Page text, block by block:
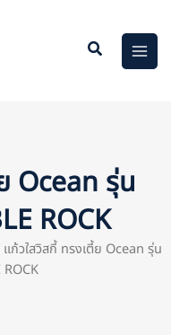
Ocean รุ่น
ROCK
ก้วใสวิสกี้ ทรงเตี้ย Ocean รุ่น